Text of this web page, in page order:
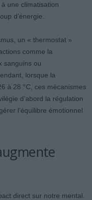
une climatisation
d’énergie.
un « thermostat »
comme la
sanguins ou
lorsque la
à 28 °C, ces mécanismes
d’abord la régulation
l’équilibre émotionnel
direct sur notre mental.